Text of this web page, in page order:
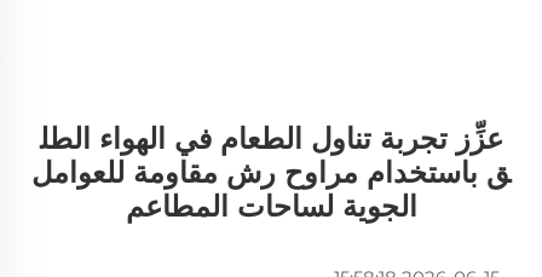
عزِّز تجربة تناول الطعام في الهواء الطل
ق باستخدام مراوح رش مقاومة للعوامل
الجوية لساحات المطاعم